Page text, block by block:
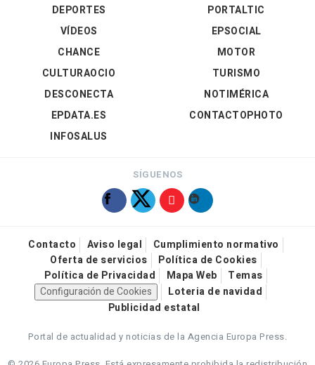
DEPORTES
VÍDEOS
PORTALTIC
EPSOCIAL
CHANCE
CULTURAOCIO
DESCONECTA
EPDATA.ES
INFOSALUS
MOTOR
TURISMO
NOTIMÉRICA
CONTACTOPHOTO
SÍGUENOS
Contacto Aviso legal
Cumplimiento normativo
Oferta de servicios
Política de Cookies
Política de Privacidad
Mapa Web
Temas
Configuración de Cookies
Loteria de navidad
Publicidad estatal
Portal de actualidad y noticias de la Agencia Europa Press.